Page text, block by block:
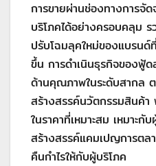
การขายผ่านช่องทางการจั
บริโภคได้อย่างครอบคลุม
ปรับโฉมลุคใหม่ของแบรนด์
ขึ้น การดำเนินธุรกิจของฟู้
ด้านคุณภาพในระดับสากล
สร้างสรรค์นวัตกรรมสินค้า
ในราคาที่เหมาะสม เหมาะ
สร้างสรรค์แคมเปญการตล
คืนกำไรให้กับผู้บริโภค